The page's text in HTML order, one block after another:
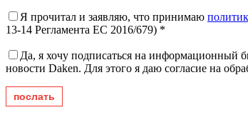
Я прочитал и заявляю, что принимаю
13-14 Регламента ЕС 2016/679) *
Да, я хочу подписаться на информационный
новости Daken. Для этого я даю согласие на